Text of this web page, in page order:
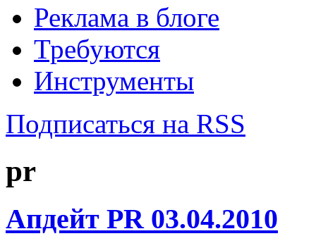
Реклама в блоге
Требуются
Инструменты
Подписаться на RSS
pr
Апдейт PR 03.04.2010